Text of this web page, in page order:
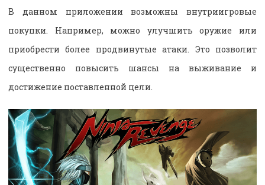
В данном приложении возможны внутриигровые
покупки. Например, можно улучшить оружие или
приобрести более продвинутые атаки. Это позволит
существенно повысить шансы на выживание и
достижение поставленной цели.